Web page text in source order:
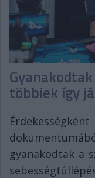
többiek így
gyanakodtak a